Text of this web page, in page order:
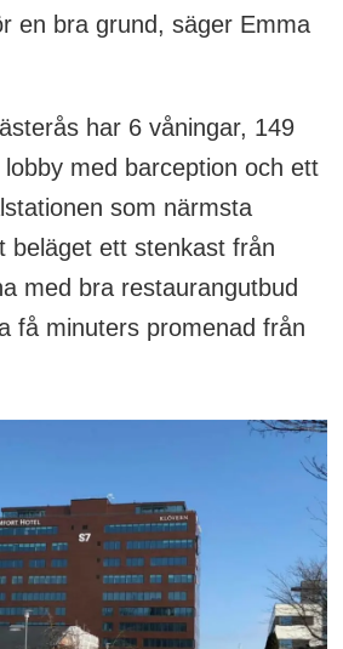
en bra grund, säger Emma
har 6 våningar, 149
med barception och ett
som närmsta
beläget ett stenkast från
med bra restaurangutbud
få minuters promenad från